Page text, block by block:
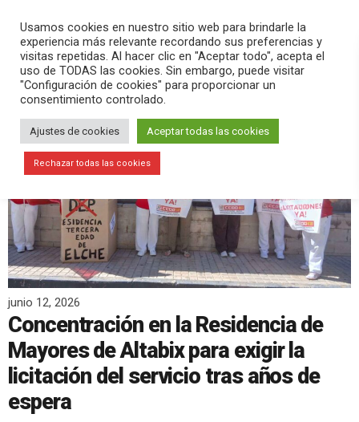
search menu pause PLAY
junio 12, 2026
Concentración en la Residencia de
Mayores de Altabix para exigir la
licitación del servicio tras años de
espera
Usamos cookies en nuestro sitio web para brindarle la
experiencia más relevante recordando sus preferencias y
visitas repetidas. Al hacer clic en "Aceptar todo", acepta el
uso de TODAS las cookies. Sin embargo, puede visitar
"Configuración de cookies" para proporcionar un
consentimiento controlado.
Ajustes de cookies Aceptar todas las cookies
Rechazar todas las cookies